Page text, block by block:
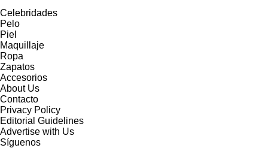
Celebridades
Pelo
Piel
Maquillaje
Ropa
Zapatos
Accesorios
About Us
Contacto
Privacy Policy
Editorial Guidelines
Advertise with Us
Síguenos